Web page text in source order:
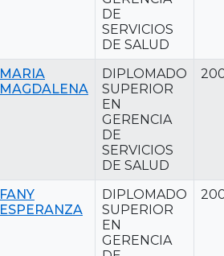
DE
SERVICIOS
DE SALUD
MARIA
MAGDALENA
DIPLOMADO
SUPERIOR
EN
GERENCIA
DE
SERVICIOS
DE SALUD
FANY
ESPERANZA
DIPLOMADO
SUPERIOR
EN
GERENCIA